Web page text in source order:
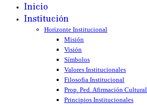
Inicio
Institución
Horizonte Institucional
Misión
Visión
Símbolos
Valores Institucionales
Filosofia Institucional
Prop. Ped. Afirmación Cultural
Principios Institucionales